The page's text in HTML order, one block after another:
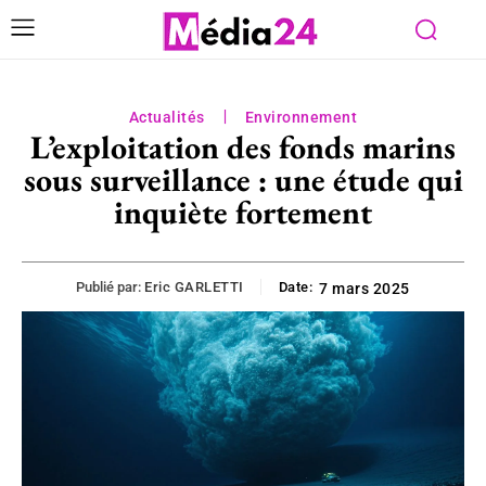
Actualités Environnement
L’exploitation des fonds marins
sous surveillance : une étude qui
inquiète fortement
Publié par: Eric GARLETTI Date: 7 mars 2025